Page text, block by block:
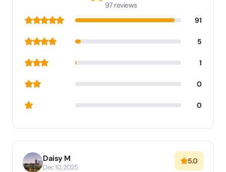
97 reviews
91
5
1
0
0
Daisy M
Dec 10, 2025
5.0